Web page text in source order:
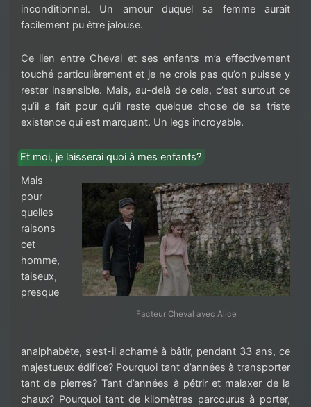
inconditionnel. Un amour duquel sa femme aurait
facilement pu être jalouse.
Ce lien entre Cheval et ses enfants m’a effectivement
touché particulièrement et je ne crois pas qu’on puisse y
rester insensible. Mais, au-delà de cela, c’est surtout ce
qu’il a fait pour qu’il reste quelque chose de sa triste
existence qui est marquant. Un legs incroyable.
Et moi, je laisserai quoi à mes enfants?
Facteur Cheval avec Alice
Mais
pour
quelles
raisons
cet
homme,
taiseux,
presque
analphabète, s’est-il acharné à bâtir, pendant 33 ans, ce
majestueux édifice? Pourquoi tant d’années à transporter
tant de pierres? Tant d’années à pétrir et malaxer de la
chaux? Pourquoi tant de kilomètres parcourus à porter,